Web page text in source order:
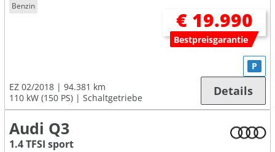
Benzin
€ 19.990
Bestpreisgarantie
EZ 02/2018
94.381 km
110 kW (150 PS)
Schaltgetriebe
P
Details
Audi Q3
1.4 TFSI sport